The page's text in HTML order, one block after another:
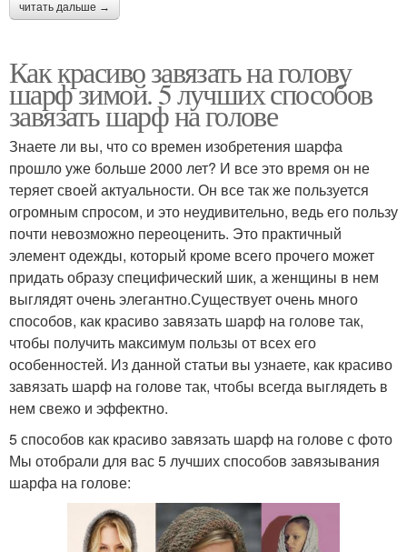
читать дальше →
Как красиво завязать на голову
шарф зимой. 5 лучших способов
завязать шарф на голове
Знаете ли вы, что со времен изобретения шарфа
прошло уже больше 2000 лет? И все это время он не
теряет своей актуальности. Он все так же пользуется
огромным спросом, и это неудивительно, ведь его пользу
почти невозможно переоценить. Это практичный
элемент одежды, который кроме всего прочего может
придать образу специфический шик, а женщины в нем
выглядят очень элегантно.Существует очень много
способов, как красиво завязать шарф на голове так,
чтобы получить максимум пользы от всех его
особенностей. Из данной статьи вы узнаете, как красиво
завязать шарф на голове так, чтобы всегда выглядеть в
нем свежо и эффектно.
5 способов как красиво завязать шарф на голове с фото
Мы отобрали для вас 5 лучших способов завязывания
шарфа на голове: